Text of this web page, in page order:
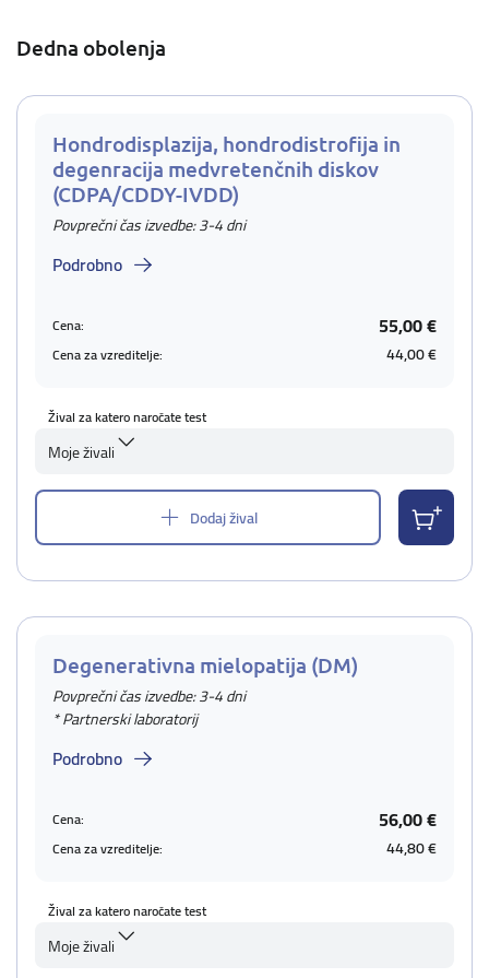
Dedna obolenja
Hondrodisplazija, hondrodistrofija in
degenracija medvretenčnih diskov
(CDPA/CDDY-IVDD)
Povprečni čas izvedbe: 3-4 dni
Podrobno
Cena: 55,00 €
Cena za vzreditelje: 44,00 €
Žival za katero naročate test
Moje živali
Dodaj žival
Degenerativna mielopatija (DM)
Povprečni čas izvedbe: 3-4 dni
* Partnerski laboratorij
Podrobno
Cena: 56,00 €
Cena za vzreditelje: 44,80 €
Žival za katero naročate test
Moje živali